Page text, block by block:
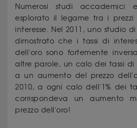
Numerosi studi accademici
esplorato il legame tra i
interesse. Nel 2011, uno studio
dimostrato che i tassi di
dell'oro sono fortemente
altre parole, un calo dei tassi di
a un aumento del prezzo
2010, a ogni calo dell'1% dei
corrispondeva un aumento
prezzo dell'oro!